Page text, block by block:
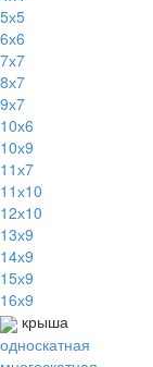
5х5
6х6
7х7
8х7
9х7
10х6
10х9
11х7
11х10
12х10
13х9
14х9
15х9
16х9
крыша
односкатная